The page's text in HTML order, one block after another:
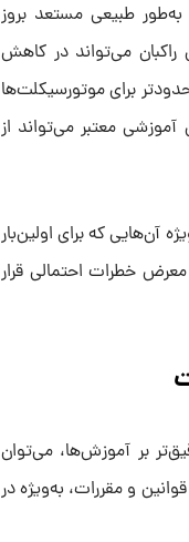
به‌طور طبیعی مستعد بروز
می‌تواند در کاهش
برای موتورسیکلت‌ها
معتبر می‌تواند از
آن‌هایی که برای اولین‌بار
معرض خطرات احتمالی قرار
بر آموزش‌ها، می‌توان
و مقررات، به‌ویژه در